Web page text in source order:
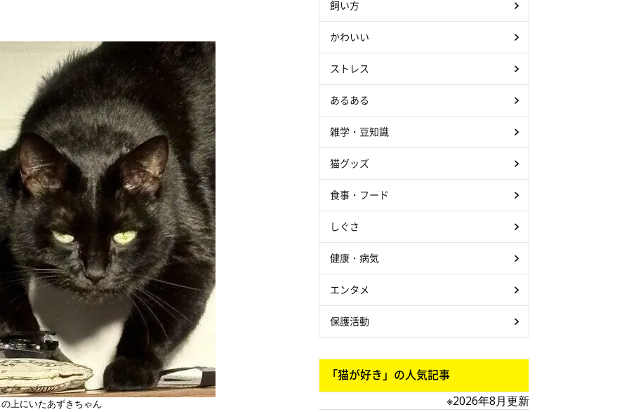
上にいたあずきちゃん
飼い方
かわいい
ストレス
あるある
雑学・豆知識
猫グッズ
食事・フード
しぐさ
健康・病気
エンタメ
保護活動
「猫が好き」の人気記事
※2026年8月更新